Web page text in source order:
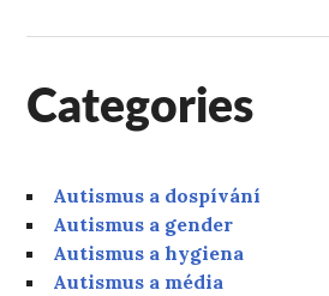
Categories
Autismus a dospívání
Autismus a gender
Autismus a hygiena
Autismus a média